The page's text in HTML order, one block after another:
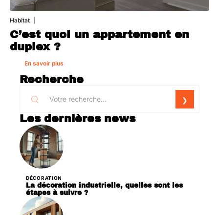
Habitat
C’est quoi un appartement en
duplex ?
En savoir plus
Recherche
Les dernières news
DÉCORATION
La décoration industrielle, quelles sont les
étapes à suivre ?